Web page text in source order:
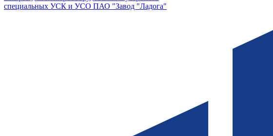
специальных УСК и УСО ПАО "Завод "Ладога"